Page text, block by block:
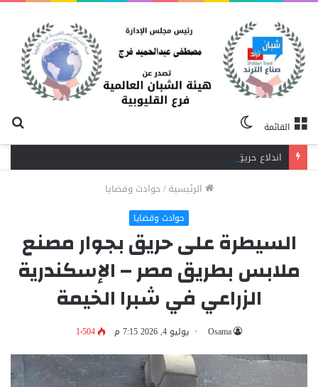
القائمة
المظلم
الرئيسية/حوادث وقضايا
حوادث وقضايا
السيطرة على حريق بجوار مصنع
ملابس بطريق مصر – الإسكندرية
الزراعي في شبرا الخيمة
Osama يوليو 4, 2026 7:15 م 1٬504